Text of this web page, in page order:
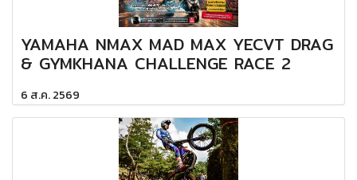
YAMAHA NMAX MAD MAX YECVT DRAG
& GYMKHANA CHALLENGE RACE 2
6 ส.ค. 2569